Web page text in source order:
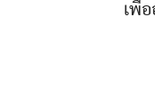
เพื่